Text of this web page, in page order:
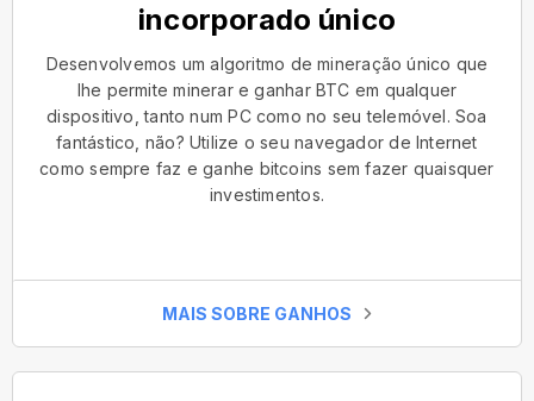
incorporado único
Desenvolvemos um algoritmo de mineração único que
lhe permite minerar e ganhar BTC em qualquer
dispositivo, tanto num PC como no seu telemóvel. Soa
fantástico, não? Utilize o seu navegador de Internet
como sempre faz e ganhe bitcoins sem fazer quaisquer
investimentos.
MAIS SOBRE GANHOS